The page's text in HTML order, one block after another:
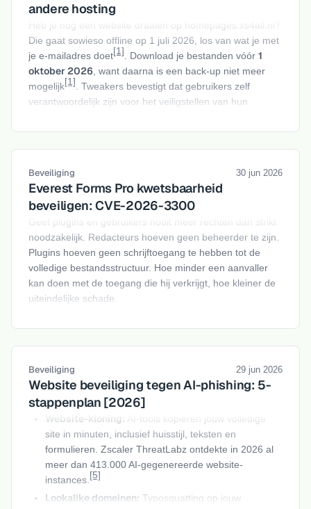
andere hosting
Heb je nog een website draaien op homepages.xs4all.nl?
Die gaat sowieso offline op 1 juli 2026, los van wat je met
je e-mailadres doet[1] . Download je bestanden vóór 1
oktober 2026 , want daarna is een back-up niet meer
mogelijk[1] . Tweakers bevestigt dat gebruikers zelf
verantwoordelijk zijn voor het veiligstellen van hun
dienst
.
Wil je de site behouden? Een homepages.xs4all.nl-
pagina is meestal een simpele, statische website met wat
HTML-bestanden en afbeeldingen. Die kun je zonder veel
gedoe onderbrengen bij een reguliere hostingpartij,
inclusief een eigen domeinnaam in plaats van het xs4all-
subdomein dat straks toch verdwijnt.
Veelgemaakte fouten bij deze migratie
Uit de herhaalde vragen op het KPN-forum zijn een paar
terugkerende fouten te destilleren:
Beveiliging 30 jun 2026
Everest Forms Pro kwetsbaarheid
beveiligen: CVE-2026-3300
Geef plugins en gebruikers nooit meer rechten dan strikt
noodzakelijk. Redacteurs hoeven geen beheerder te zijn.
Plugins hoeven geen schrijftoegang te hebben tot de
volledige bestandsstructuur. Hoe minder een aanvaller
kan doen met de toegang die hij verkrijgt, hoe kleiner de
uiteindelijke schade.
Naast plugin-beveiliging is de integriteit van je
ingeschakeld
voorkom je dat aanvallers DNS-records
manipuleren om bezoekers naar een nagemaakte versie
van jouw site te leiden, ook wanneer WordPress zelf al
beveiligd is.
Tip: abonneer je op beveiligingswaarschuwingen
Wordfence, Patchstack en The Hacker News publiceren
dagelijks meldingen over nieuwe WordPress-CVE's. Met
een gratis account bij Patchstack ontvang je proactieve
Beveiliging 29 jun 2026
Website beveiliging tegen AI-phishing: 5-
stappenplan [2026]
Website-kloning: AI-tools kopiëren jouw volledige
site in minuten, inclusief huisstijl, teksten en
formulieren. Zscaler ThreatLabz ontdekte in 2026 al
meer dan 413.000 AI-gegenereerde website-
instances. [5]
Lookalike domeinen: Typosquatting op jouw